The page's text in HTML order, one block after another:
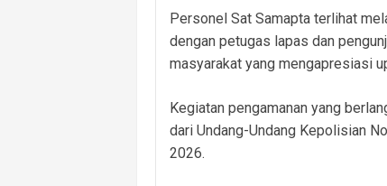
Personel Sat Samapta terlihat
dengan petugas lapas dan
masyarakat yang mengapresiasi
Kegiatan pengamanan yang
dari Undang-Undang Kepolisian
2026.